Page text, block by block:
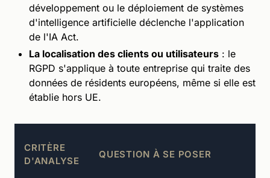
développement ou le déploiement de systèmes
d'intelligence artificielle déclenche l'application
de l'IA Act.
La localisation des clients ou utilisateurs : le
RGPD s'applique à toute entreprise qui traite des
données de résidents européens, même si elle est
établie hors UE.
CRITÈRE
D'ANALYSE
QUESTION À SE POSER